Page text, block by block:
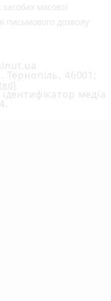
масової
письмового дозволу
Тернопіль, 46001;
медіа